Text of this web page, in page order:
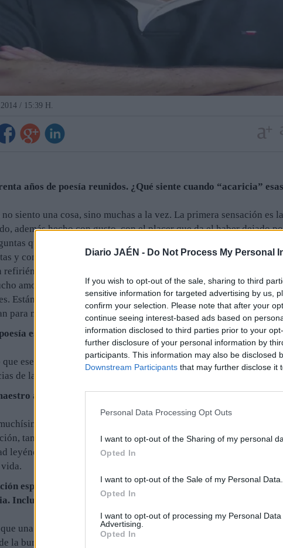
Diario JAÉN - Do Not Process My Personal
If you wish to opt-out of the sale, sharing to third
sensitive information for targeted advertising by us,
confirm your selection. Please note that after your
continue seeing interest-based ads based on
information disclosed to third parties prior to your
further disclosure of your personal information by
participants. This information may also be disclosed
Downstream Participants that may further disclose it
Personal Data Processing Opt Outs
I want to opt-out of the Sharing of my personal
Opted In
I want to opt-out of the Sale of my Personal Data.
Opted In
I want to opt-out of processing my Personal
Advertising.
Opted In
/ 15:39 H.
años de poesía reunidos. ¿Qué siente cuando “acaricia”
siento una cosa, sino muchas a la vez. La primera sensación es
además hecho con gusto, con el placer que da el haber dejado
que le has hecho a la vida desde que tienes uso de razón. Un
y con muy pocas respuestas. Un armario lleno de sombra, ha
refiriéndose a nuestra vida. Creo que el poeta Antonio Gamoneda.
amor en ese libro. Por los que amamos, por los que nos amaron
Están todas las cosas y todos los que me han acompañado en la
para mucho. A veces, para una cosa y para su contraria.
es una forma de rebelarse contra cualquier modalidad de
ese es uno de los temas centrales de mi poesía. La rebelión
de la vida.
a maestros. ¿Qué debe a Antonio Machado, Bécquer o
cosas que todos debemos a los grandes: la belleza, la
también la sabiduría al guiarnos por los abismos humanos. Y
leyéndolos. ¡Enseñan tantas cosas! Ellos sí son maestros, me
especial merece la influencia del poeta Miguel Hernández en
Incluso le ha dedicado el poema “Espejo ciego”.
una influencia literaria (lo dice Muñoz Molina en el prólogo), es
la burguesía, sino del campo, de los que trabajaban la tierra y